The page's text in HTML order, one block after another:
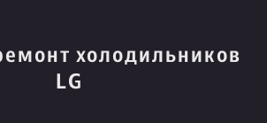
холодильников
LG